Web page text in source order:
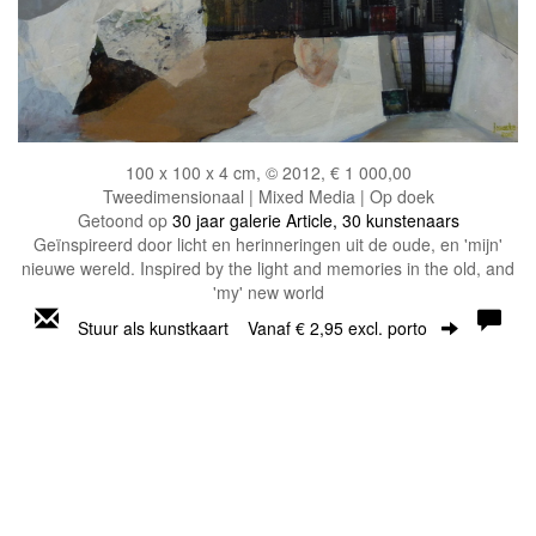
100 x 100 x 4 cm, © 2012, € 1 000,00
Tweedimensionaal | Mixed Media | Op doek
Getoond op 30 jaar galerie Article, 30 kunstenaars
Geïnspireerd door licht en herinneringen uit de oude, en 'mijn'
nieuwe wereld. Inspired by the light and memories in the old, and
'my' new world
Stuur als kunstkaart Vanaf € 2,95 excl. porto